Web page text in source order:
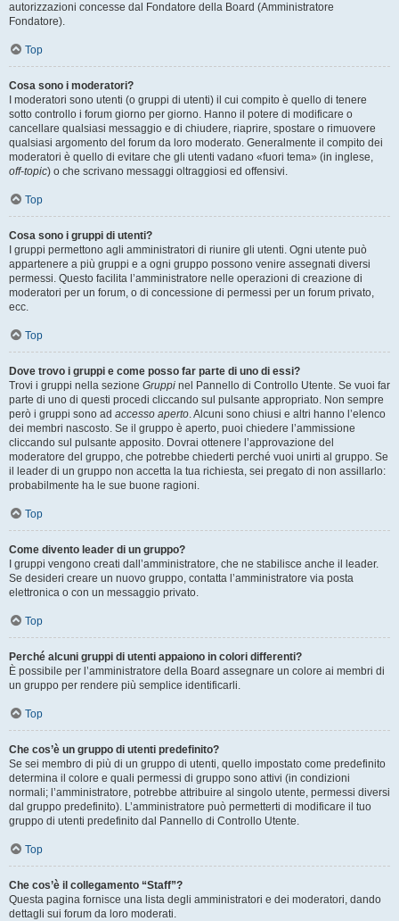
autorizzazioni concesse dal Fondatore della Board (Amministratore
Fondatore).
Top
Cosa sono i moderatori?
I moderatori sono utenti (o gruppi di utenti) il cui compito è quello di tenere
sotto controllo i forum giorno per giorno. Hanno il potere di modificare o
cancellare qualsiasi messaggio e di chiudere, riaprire, spostare o rimuovere
qualsiasi argomento del forum da loro moderato. Generalmente il compito dei
moderatori è quello di evitare che gli utenti vadano «fuori tema» (in inglese,
off-topic) o che scrivano messaggi oltraggiosi ed offensivi.
Top
Cosa sono i gruppi di utenti?
I gruppi permettono agli amministratori di riunire gli utenti. Ogni utente può
appartenere a più gruppi e a ogni gruppo possono venire assegnati diversi
permessi. Questo facilita l’amministratore nelle operazioni di creazione di
moderatori per un forum, o di concessione di permessi per un forum privato,
ecc.
Top
Dove trovo i gruppi e come posso far parte di uno di essi?
Trovi i gruppi nella sezione Gruppi nel Pannello di Controllo Utente. Se vuoi far
parte di uno di questi procedi cliccando sul pulsante appropriato. Non sempre
però i gruppi sono ad accesso aperto. Alcuni sono chiusi e altri hanno l’elenco
dei membri nascosto. Se il gruppo è aperto, puoi chiedere l’ammissione
cliccando sul pulsante apposito. Dovrai ottenere l’approvazione del
moderatore del gruppo, che potrebbe chiederti perché vuoi unirti al gruppo. Se
il leader di un gruppo non accetta la tua richiesta, sei pregato di non assillarlo:
probabilmente ha le sue buone ragioni.
Top
Come divento leader di un gruppo?
I gruppi vengono creati dall’amministratore, che ne stabilisce anche il leader.
Se desideri creare un nuovo gruppo, contatta l’amministratore via posta
elettronica o con un messaggio privato.
Top
Perché alcuni gruppi di utenti appaiono in colori differenti?
È possibile per l’amministratore della Board assegnare un colore ai membri di
un gruppo per rendere più semplice identificarli.
Top
Che cos’è un gruppo di utenti predefinito?
Se sei membro di più di un gruppo di utenti, quello impostato come predefinito
determina il colore e quali permessi di gruppo sono attivi (in condizioni
normali; l’amministratore, potrebbe attribuire al singolo utente, permessi diversi
dal gruppo predefinito). L’amministratore può permetterti di modificare il tuo
gruppo di utenti predefinito dal Pannello di Controllo Utente.
Top
Che cos’è il collegamento “Staff”?
Questa pagina fornisce una lista degli amministratori e dei moderatori, dando
dettagli sui forum da loro moderati.